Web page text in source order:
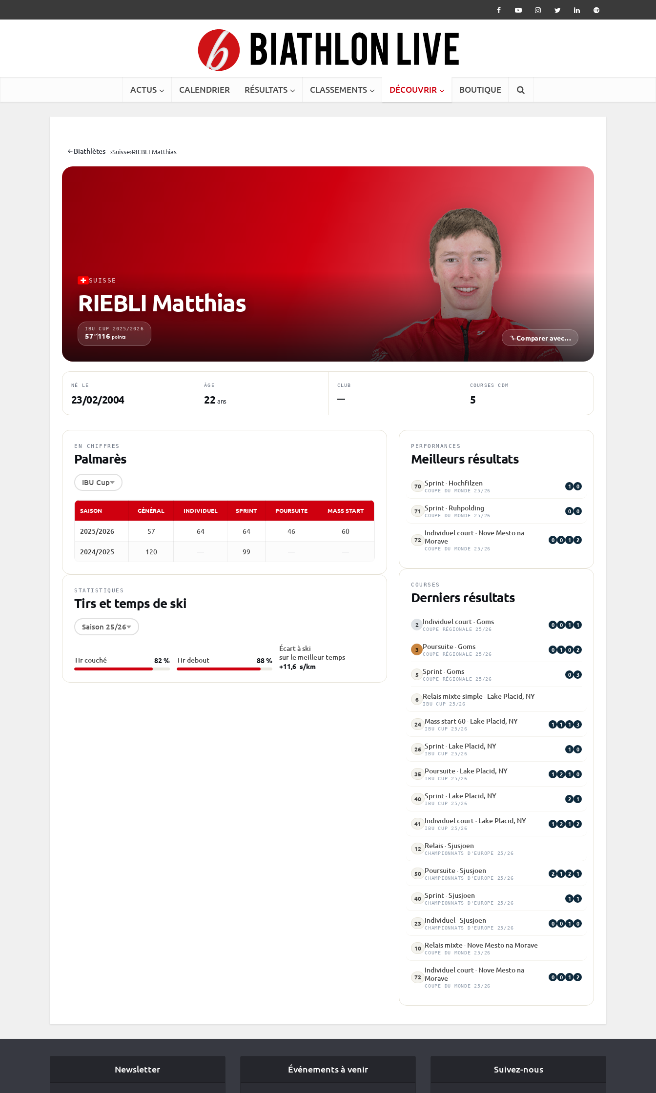
ACTUS CALENDRIER RÉSULTATS CLASSEMENTS DÉCOUVRIR BOUTIQUE
Biathlètes ›Suisse›RIEBLI Matthias
SUISSE
RIEBLI Matthias
IBU CUP 2025/2026
57e116 points Comparer avec…
NÉ LE
23/02/2004
ÂGE
22 ans
CLUB
—
COURSES CDM
5
EN CHIFFRES
Palmarès
IBU Cup
SAISON GÉNÉRAL INDIVIDUEL SPRINT POURSUITE MASS START
2025/2026 57 64 64 46 60
2024/2025 120 — 99 — —
STATISTIQUES
Tirs et temps de ski
Saison 25/26
Tir couché 82 % Tir debout 88 %
Écart à ski
sur le meilleur temps
+11,6 s/km
PERFORMANCES
Meilleurs résultats
70 Sprint · Hochfilzen
COUPE DU MONDE 25/26
1 0
71 Sprint · Ruhpolding
COUPE DU MONDE 25/26
0 0
72
Individuel court · Nove Mesto na
Morave
COUPE DU MONDE 25/26
0 0 1 2
COURSES
Derniers résultats
2 Individuel court · Goms
COUPE RÉGIONALE 25/26
0 0 1 1
3 Poursuite · Goms
COUPE RÉGIONALE 25/26
0 1 0 2
5 Sprint · Goms
COUPE RÉGIONALE 25/26
0 3
6 Relais mixte simple · Lake Placid, NY
IBU CUP 25/26
24 Mass start 60 · Lake Placid, NY
IBU CUP 25/26
1 1 1 3
26 Sprint · Lake Placid, NY
IBU CUP 25/26
1 0
35 Poursuite · Lake Placid, NY
IBU CUP 25/26
1 2 1 0
40 Sprint · Lake Placid, NY
IBU CUP 25/26
2 1
41 Individuel court · Lake Placid, NY
IBU CUP 25/26
1 2 1 2
12 Relais · Sjusjoen
CHAMPIONNATS D'EUROPE 25/26
50 Poursuite · Sjusjoen
CHAMPIONNATS D'EUROPE 25/26
2 1 2 1
40 Sprint · Sjusjoen
CHAMPIONNATS D'EUROPE 25/26
1 1
23 Individuel · Sjusjoen
CHAMPIONNATS D'EUROPE 25/26
0 0 1 0
10 Relais mixte · Nove Mesto na Morave
COUPE DU MONDE 25/26
72
Individuel court · Nove Mesto na
Morave
COUPE DU MONDE 25/26
0 0 1 2
Newsletter Événements à venir Suivez-nous